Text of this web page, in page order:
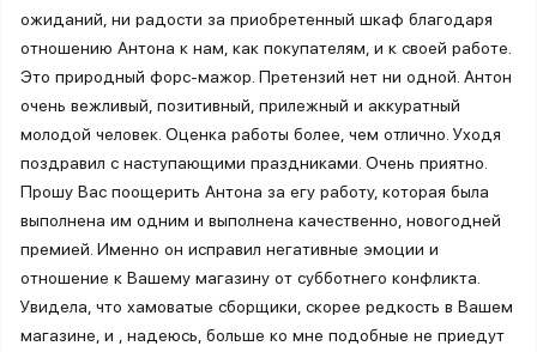
ожиданий, ни радости за приобретенный шкаф благодаря
отношению Антона к нам, как покупателям, и к своей работе.
Это природный форс-мажор. Претензий нет ни одной. Антон
очень вежливый, позитивный, прилежный и аккуратный
молодой человек. Оценка работы более, чем отлично. Уходя
поздравил с наступающими праздниками. Очень приятно.
Прошу Вас поощерить Антона за егу работу, которая была
выполнена им одним и выполнена качественно, новогодней
премией. Именно он исправил негативные эмоции и
отношение к Вашему магазину от субботнего конфликта.
Увидела, что хамоватые сборщики, скорее редкость в Вашем
магазине, и , надеюсь, больше ко мне подобные не приедут